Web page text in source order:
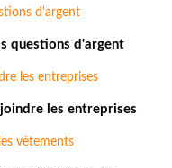
questions d'argent
les entreprises